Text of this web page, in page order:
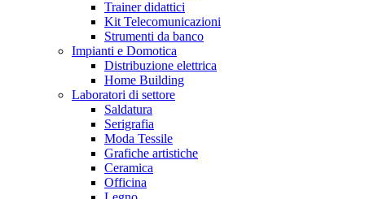
Trainer didattici
Kit Telecomunicazioni
Strumenti da banco
Impianti e Domotica
Distribuzione elettrica
Home Building
Laboratori di settore
Saldatura
Serigrafia
Moda Tessile
Grafiche artistiche
Ceramica
Officina